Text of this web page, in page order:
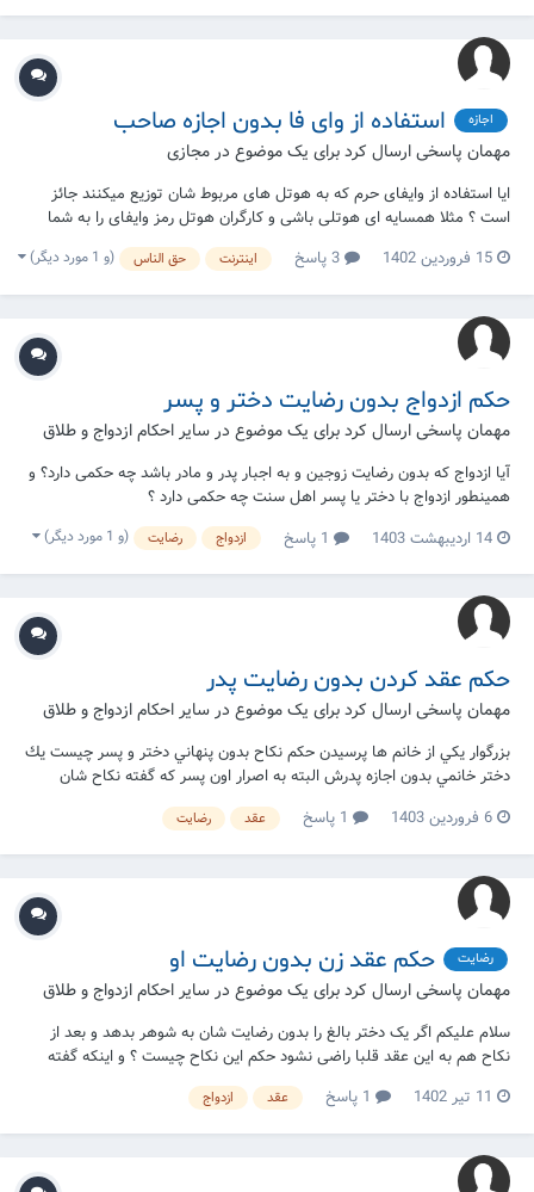
اجازه استفاده از وای فا بدون اجازه صاحب
مهمان پاسخی ارسال کرد برای یک موضوع در مجازی
ایا استفاده از وایفای حرم که به هوتل های مربوط شان توزیع میکنند جائز
است ؟ مثلا همسایه ای هوتلی باشی و کارگران هوتل رمز وایفای را به شما
بدهد و شما نیز استفاده کنید !؟ استفاده از آن من باب اینکه مال امام هست
و اینکه خانواده ای که از آن استفاده میکنند نیز دارای زندگی متوسط و یا
کمت...
15 فروردین 1402 اینترنت حق الناس (و 1 مورد دیگر)
حکم ازدواج بدون رضایت دختر و پسر
مهمان پاسخی ارسال کرد برای یک موضوع در سایر احکام ازدواج و طلاق
آیا ازدواج که بدون رضایت زوجین و به اجبار پدر و مادر باشد چه حکمی دارد؟ و
همینطور ازدواج با دختر یا پسر اهل سنت چه حکمی دارد ؟
14 اردیبهشت 1403
ازدواج رضایت (و 1 مورد دیگر)
حکم عقد کردن بدون رضایت پدر
مهمان پاسخی ارسال کرد برای یک موضوع در سایر احکام ازدواج و طلاق
بزرگوار يكي از خانم ها پرسيدن حكم نكاح بدون پنهاني دختر و پسر چيست يك
دختر خانمي بدون اجازه پدرش البته به اصرار اون پسر كه گفته نكاح شان
درسته بدون إذن پدر نكاح كرده براي يك ماه ببخشید كه ذكر ميكنم حتا جلوي
هم لخت هم ظاهر مي شدند چون پسره طلبه بوده هرچه كه ميگفته اين خانم
تاب...
6 فروردین 1403 عقد رضایت
رضایت حکم عقد زن بدون رضایت او
مهمان پاسخی ارسال کرد برای یک موضوع در سایر احکام ازدواج و طلاق
سلام علیکم اگر یک دختر بالغ را بدون رضایت شان به شوهر بدهد و بعد از
نکاح هم به این عقد قلبا راضی نشود حکم این نکاح چیست ؟ و اینکه گفته
می شود بعد از عقد اگر راضی شود نکاح شان درست است این راضی شدن چه
قسم محقق می شود یعنی به زبان باید بگوید ؟؟؟
11 تیر 1402 عقد ازدواج